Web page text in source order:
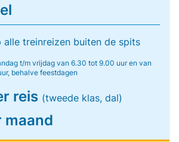
treinreizen buiten de spits
t/m vrijdag van 6.30 tot 9.00 uur en van
behalve feestdagen
reis (tweede klas, dal)
maand